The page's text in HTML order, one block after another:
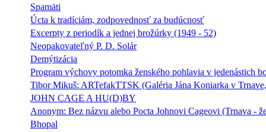
Spamäti
Úcta k tradíciám, zodpovednosť za budúcnosť
Excerpty z periodík a jednej brožúrky (1949 - 52)
Neopakovateľný P. D. Solár
Demýtizácia
Program výchovy potomka ženského pohlavia v jedenástich
Tibor Mikuš: ARTefakTTSK (Galéria Jána Koniarka v
JOHN CAGE A HU(D)BY
Anonym: Bez názvu alebo Pocta Johnovi Cageovi (Trnava -
Bhopal